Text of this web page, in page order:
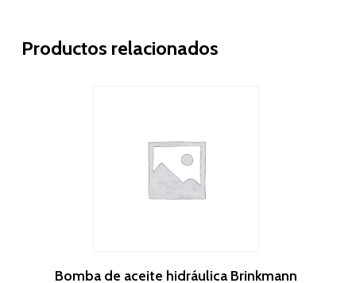
Productos relacionados
Leer Más
Bomba de aceite hidráulica Brinkmann